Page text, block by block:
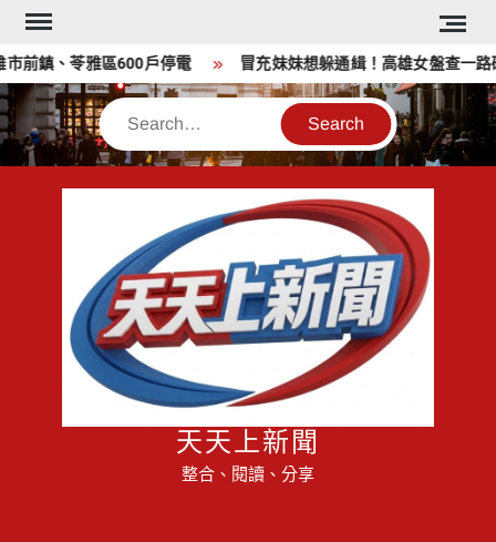
Skip
content
鎮、苓雅區600戶停電 冒充妹妹想躲通緝！高雄女盤查一路硬
Search
天天上新聞
整合、閱讀、分享